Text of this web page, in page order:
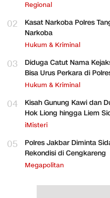
Regional
02
Kasat Narkoba Polres
Narkoba
Hukum & Kriminal
03
Diduga Catut Nama
Bisa Urus Perkara di
Hukum & Kriminal
04
Kisah Gunung Kawi dan
Hok Liong hingga Liem
iMisteri
05
Polres Jakbar Diminta
Rekondisi di Cengkareng
Megapolitan